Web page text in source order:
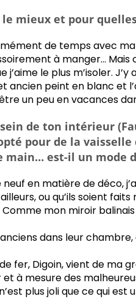
mieux et pour
de temps avec
à manger…
j’aime le plus m’isoler.
ancien peint en blanc et
un peu en vacances
sein de ton intérieur
pour de la vaisselle
main… est-il un mode
en matière de déco,
ou qu’ils soient faits
mon miroir
dans leur
fer, Digoin, vient de ma
à mesure des
plus joli que ce qui est